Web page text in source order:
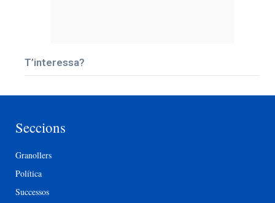
T’interessa?
Seccions
Granollers
Política
Successos